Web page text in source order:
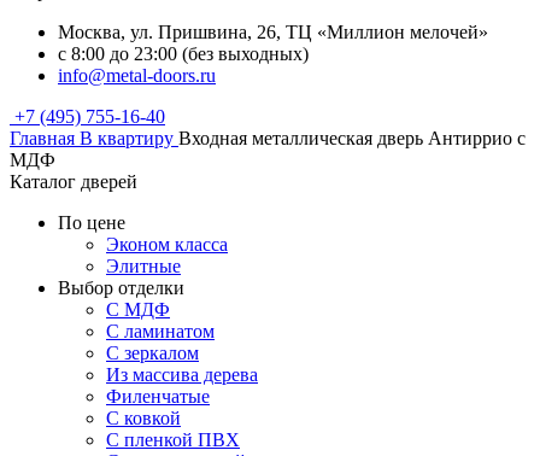
Москва, ул. Пришвина, 26, ТЦ «Миллион мелочей»
с 8:00 до 23:00 (без выходных)
info@metal-doors.ru
+7 (495) 755-16-40
Главная В квартиру Входная металлическая дверь Антиррио с
МДФ
Каталог дверей
По цене
Эконом класса
Элитные
Выбор отделки
С МДФ
С ламинатом
С зеркалом
Из массива дерева
Филенчатые
С ковкой
С пленкой ПВХ